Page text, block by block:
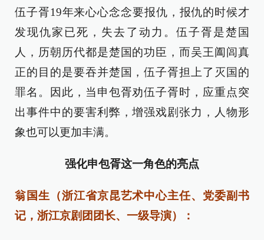
伍子胥19年来心心念念要报仇，报仇的时候才
发现仇家已死，失去了动力。伍子胥是楚国
人，历朝历代都是楚国的功臣，而吴王阖闾真
正的目的是要吞并楚国，伍子胥担上了灭国的
罪名。因此，当申包胥劝伍子胥时，应重点突
出事件中的要害利弊，增强戏剧张力，人物形
象也可以更加丰满。
强化申包胥这一角色的亮点
翁国生（浙江省京昆艺术中心主任、党委副书
记，浙江京剧团团长、一级导演）：